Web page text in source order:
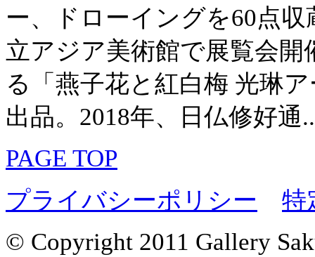
ー、ドローイングを60点
立アジア美術館で展覧会開
る「燕子花と紅白梅 光琳
出品。2018年、日仏修好通
PAGE TOP
プライバシーポリシー
特
© Copyright 2011 Gallery